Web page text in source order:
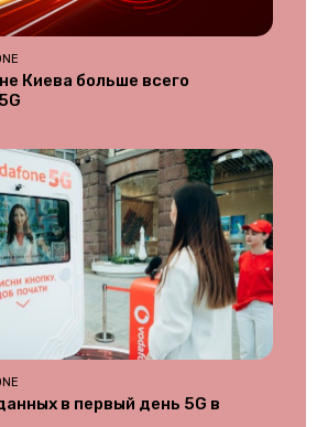
Киева больше всего
в первый день 5G в